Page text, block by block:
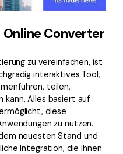
Converter
zu vereinfachen, ist
interaktives Tool,
teilen,
kann. Alles basiert auf
diese
zu nutzen.
neuesten Stand und
Integration, die ihnen